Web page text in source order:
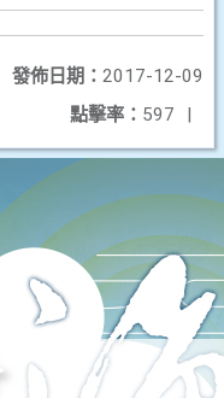
發佈日期： 2017-12-09
點擊率： 597 |